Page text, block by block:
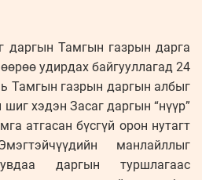
даргын Тамгын газрын дарга
удирдах байгууллагад 24
Тамгын газрын даргын албыг
хэдэн Засаг даргын “нүүр”
атгасан бүсгүй орон нутагт
манлайллыг
даргын туршлагаас